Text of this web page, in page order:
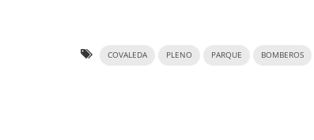
COVALEDA PLENO PARQUE BOMBEROS